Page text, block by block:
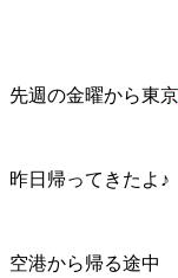
先週の金曜から東京
昨日帰ってきたよ♪
空港から帰る途中